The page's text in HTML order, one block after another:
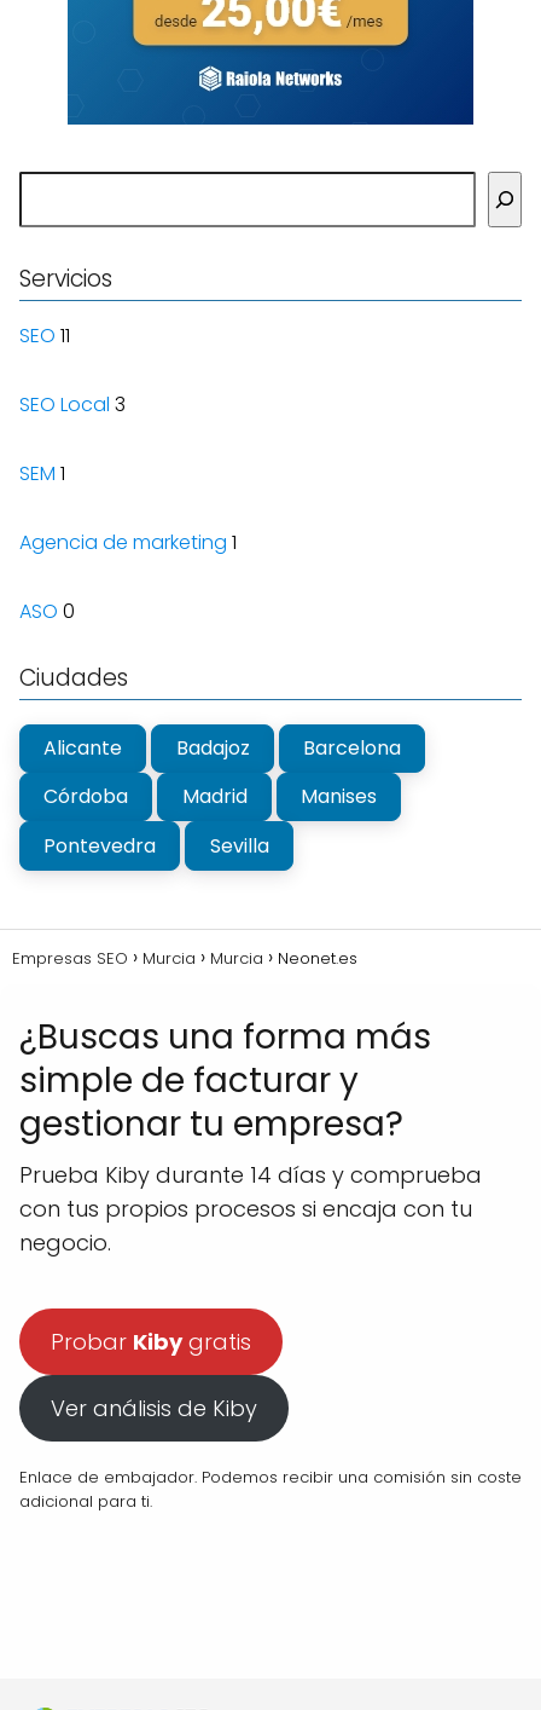
Servicios
SEO 11
SEO Local 3
SEM 1
Agencia de marketing 1
ASO 0
Ciudades
Alicante Badajoz
Barcelona
Córdoba
Madrid
Manises
Pontevedra
Sevilla
Empresas SEO Murcia Murcia Neonet.es
¿Buscas una forma más
simple de facturar y
gestionar tu empresa?
Prueba Kiby durante 14 días y comprueba
con tus propios procesos si encaja con tu
negocio.
Probar Kibygratis
Ver análisis de Kiby
Enlace de embajador. Podemos recibir una comisión sin coste
adicional para ti.